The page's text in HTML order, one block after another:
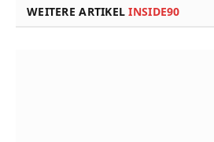
WEITERE ARTIKELINSIDE90